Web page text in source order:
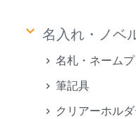
keyboard_arrow_down 名入れ・ノベ
名札・ネームプ
筆記具
クリアーホル